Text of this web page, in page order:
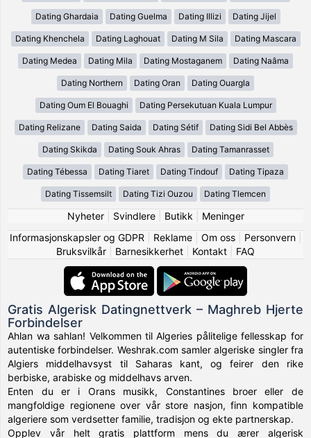
Dating Ghardaia Dating Guelma Dating Illizi Dating Jijel
Dating Khenchela Dating Laghouat Dating M Sila Dating Mascara
Dating Medea Dating Mila Dating Mostaganem Dating Naâma
Dating Northern Dating Oran Dating Ouargla
Dating Oum El Bouaghi Dating Persekutuan Kuala Lumpur
Dating Relizane Dating Saida Dating Sétif Dating Sidi Bel Abbès
Dating Skikda Dating Souk Ahras Dating Tamanrasset
Dating Tébessa Dating Tiaret Dating Tindouf Dating Tipaza
Dating Tissemsilt Dating Tizi Ouzou Dating Tlemcen
Nyheter| Svindlere| Butikk
Meninger
Informasjonskapsler og GDPR
Reklame| Om oss| Personvern|
Bruksvilkår
Barnesikkerhet Kontakt FAQ
Gratis Algerisk Datingnettverk – Maghreb Hjerte
Forbindelser
Ahlan wa sahlan! Velkommen til Algeries pålitelige fellesskap for
autentiske forbindelser. Weshrak.com samler algeriske singler fra
Algiers middelhavsyst til Saharas kant, og feirer den rike
berbiske, arabiske og middelhavs arven.
Enten du er i Orans musikk, Constantines broer eller de
mangfoldige regionene over vår store nasjon, finn kompatible
algeriere som verdsetter familie, tradisjon og ekte partnerskap.
Opplev vår helt gratis plattform mens du ærer algerisk